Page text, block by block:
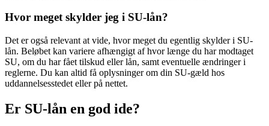
Hvor meget skylder jeg i SU-lån?
Det er også relevant at vide, hvor meget du egentlig skylder i SU-
lån. Beløbet kan variere afhængigt af hvor længe du har modtaget
SU, om du har fået tilskud eller lån, samt eventuelle ændringer i
reglerne. Du kan altid få oplysninger om din SU-gæld hos
uddannelsesstedet eller på nettet.
Er SU-lån en god ide?